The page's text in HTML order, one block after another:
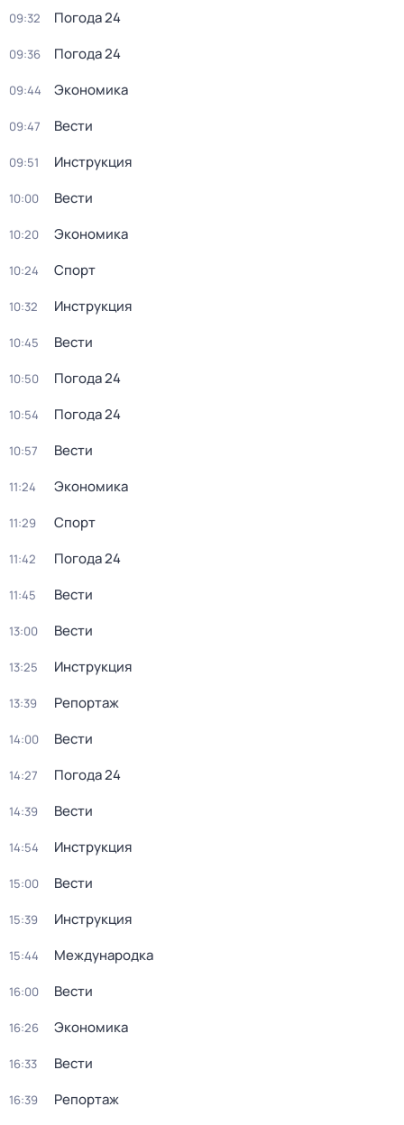
09:32 Погода 24
09:36 Погода 24
09:44 Экономика
09:47 Вести
09:51 Инструкция
10:00 Вести
10:20 Экономика
10:24 Спорт
10:32 Инструкция
10:45 Вести
10:50 Погода 24
10:54 Погода 24
10:57 Вести
11:24 Экономика
11:29 Спорт
11:42 Погода 24
11:45 Вести
13:00 Вести
13:25 Инструкция
13:39 Репортаж
14:00 Вести
14:27 Погода 24
14:39 Вести
14:54 Инструкция
15:00 Вести
15:39 Инструкция
15:44 Международка
16:00 Вести
16:26 Экономика
16:33 Вести
16:39 Репортаж